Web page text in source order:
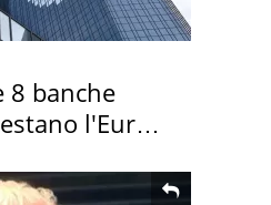
8 banche
l'Euro